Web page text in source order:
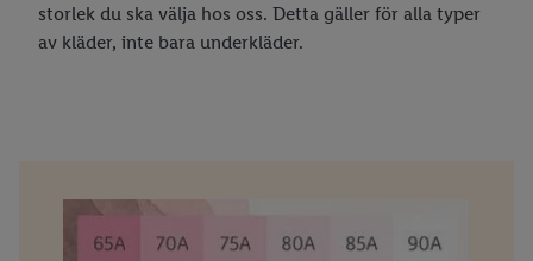
storlek du ska välja hos oss. Detta gäller för alla typer
av kläder, inte bara underkläder.